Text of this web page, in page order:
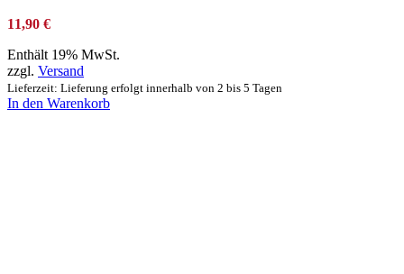
11,90 €
Enthält 19% MwSt.
zzgl. Versand
Lieferzeit: Lieferung erfolgt innerhalb von 2 bis 5 Tagen
In den Warenkorb